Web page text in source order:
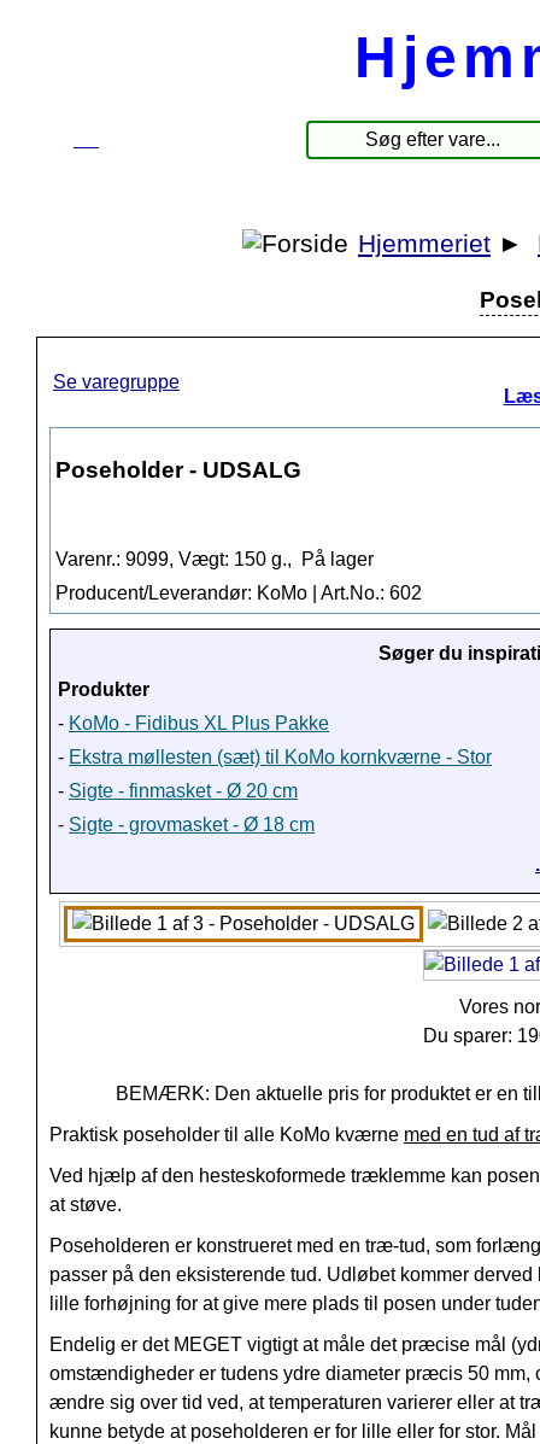
Hjemmeriet ►
Se varegruppe
Poseholder - UDSALG
Varenr.: 9099, Vægt: 150 g.,
På lager
Producent/Leverandør: KoMo | Art.No.: 602
Søger du
Produkter
- KoMo - Fidibus XL Plus Pakke
- Ekstra møllesten (sæt) til KoMo kornkværne - Stor
- Sigte - finmasket - Ø 20 cm
- Sigte - grovmasket - Ø 18 cm
Vores
Du sparer:
BEMÆRK: Den aktuelle pris for produktet er en
Praktisk poseholder til alle KoMo kværne med en tud af
Ved hjælp af den hesteskoformede træklemme kan
at støve.
Poseholderen er konstrueret med en træ-tud, som
passer på den eksisterende tud. Udløbet kommer
lille forhøjning for at give mere plads til posen under
Endelig er det MEGET vigtigt at måle det præcise mål
omstændigheder er tudens ydre diameter præcis 50 mm,
ændre sig over tid ved, at temperaturen varierer eller at
kunne betyde at poseholderen er for lille eller for stor.